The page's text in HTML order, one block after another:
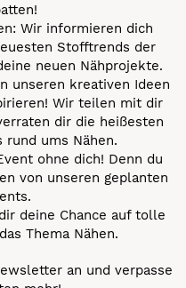
Wir informieren dich
Stofftrends der
neuen Nähprojekte.
unseren kreativen Ideen
Wir teilen mit dir
dir die heißesten
rund ums Nähen.
ohne dich! Denn du
von unseren geplanten
deine Chance auf tolle
Thema Nähen.
an und verpasse